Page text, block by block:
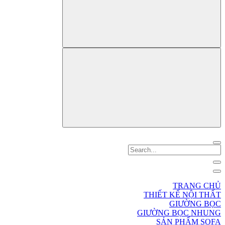
TRANG CHỦ
THIẾT KẾ NỘI THẤT
GIƯỜNG BỌC
GIƯỜNG BỌC NHUNG
SẢN PHẨM SOFA